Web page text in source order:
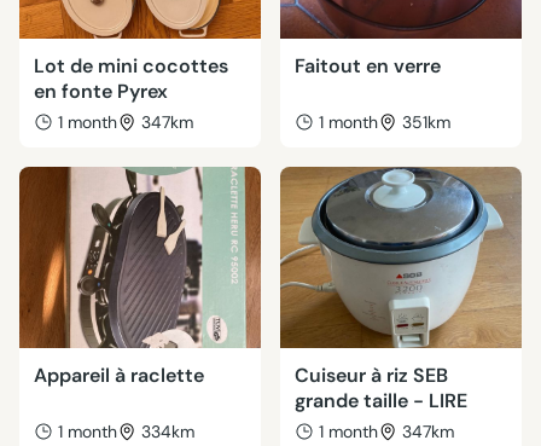
Lot de mini cocottes
en fonte Pyrex
1 month 347km
Faitout en verre
1 month 351km
Appareil à raclette
1 month 334km
Cuiseur à riz SEB
grande taille - LIRE
1 month 347km